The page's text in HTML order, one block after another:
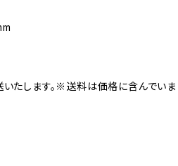
いたします。※送料は価格に含んでいま